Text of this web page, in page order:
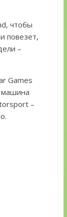
чтобы
повезет,
–
Games
машина
–